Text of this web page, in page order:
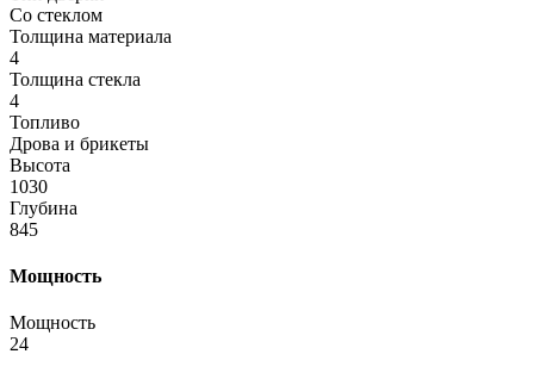
Со стеклом
Толщина материала
4
Толщина стекла
4
Топливо
Дрова и брикеты
Высота
1030
Глубина
845
Мощность
Мощность
24